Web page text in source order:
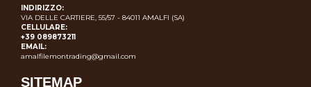
INDIRIZZO:
VIA DELLE CARTIERE, 55/57 - 84011 AMALFI (SA)
CELLULARE:
+39 089873211
EMAIL:
amalfilemontrading@gmail.com
SITEMAP